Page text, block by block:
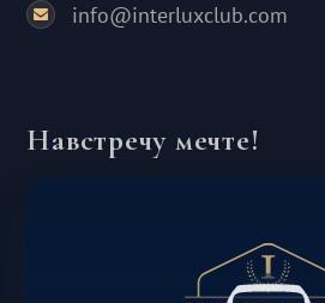
info@interluxclub.com
Навстречу мечте!